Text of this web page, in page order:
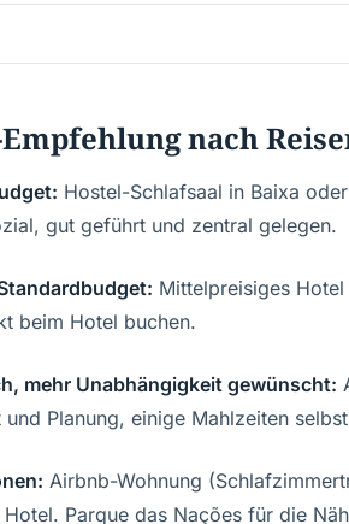
nach
Hostel-Schlafsaal in Baixa
gut geführt und zentral gelegen.
Mittelpreisiges
beim Hotel buchen.
mehr Unabhängigkeit gewünscht:
und Planung, einige Mahlzeiten
Airbnb-Wohnung
Parque das Nações für die